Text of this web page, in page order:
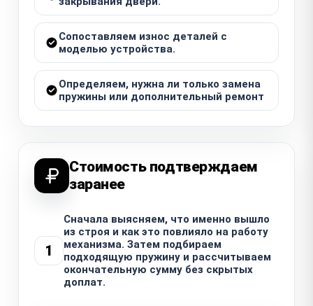
Сопоставляем износ деталей с
моделью устройства.
Определяем, нужна ли только замена
пружины или дополнительный ремонт
Стоимость подтверждаем
заранее
1
Сначала выясняем, что именно вышло
из строя и как это повлияло на работу
механизма. Затем подбираем
подходящую пружину и рассчитываем
окончательную сумму без скрытых
доплат.